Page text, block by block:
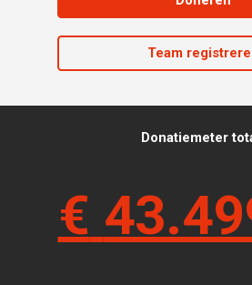
Team
Donatiemeter
€